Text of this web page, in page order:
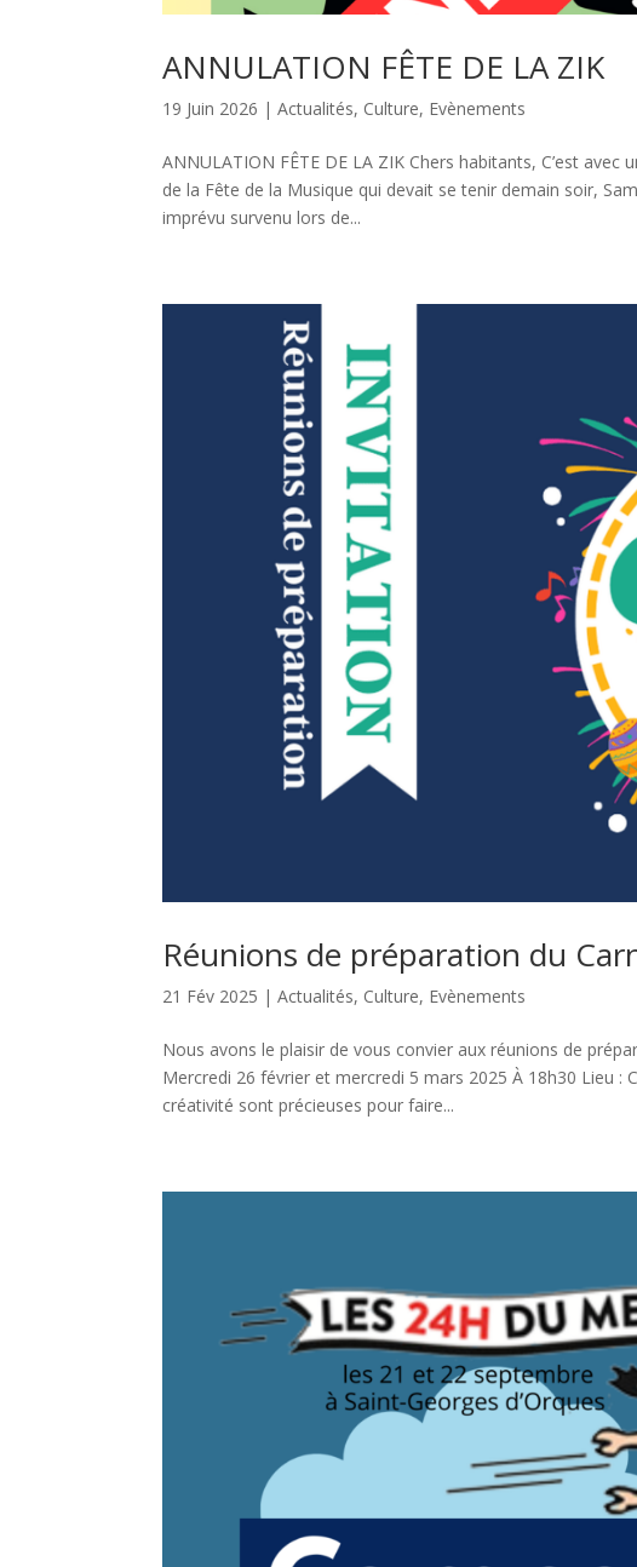
ANNULATION FÊTE DE LA ZIK
19 Juin 2026 |Actualités, Culture, Evènements
ANNULATION FÊTE DE LA ZIK Chers habitants, C’est
de la Fête de la Musique qui devait se tenir demain soir,
imprévu survenu lors de...
Réunions de préparation du
21 Fév 2025 |Actualités, Culture, Evènements
Nous avons le plaisir de vous convier aux réunions de
Mercredi 26 février et mercredi 5 mars 2025 À 18h30 Lieu :
créativité sont précieuses pour faire...